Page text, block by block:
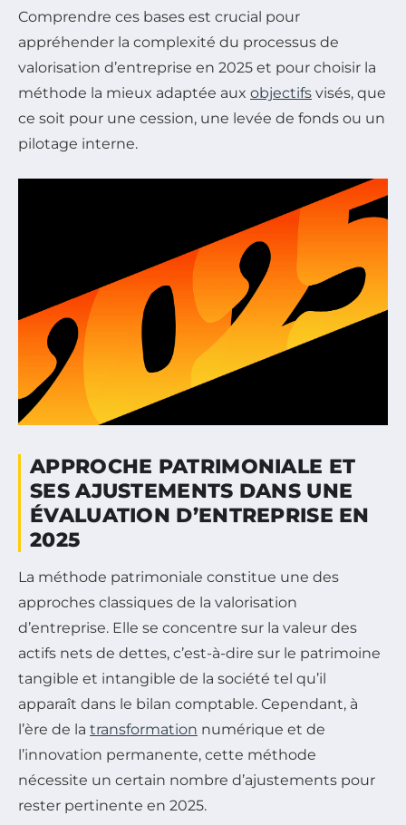
Comprendre ces bases est crucial pour
appréhender la complexité du processus de
valorisation d’entreprise en 2025 et pour choisir la
méthode la mieux adaptée aux objectifs visés, que
ce soit pour une cession, une levée de fonds ou un
pilotage interne.
APPROCHE PATRIMONIALE ET
SES AJUSTEMENTS DANS UNE
ÉVALUATION D’ENTREPRISE EN
2025
La méthode patrimoniale constitue une des
approches classiques de la valorisation
d’entreprise. Elle se concentre sur la valeur des
actifs nets de dettes, c’est-à-dire sur le patrimoine
tangible et intangible de la société tel qu’il
apparaît dans le bilan comptable. Cependant, à
l’ère de la transformation numérique et de
l’innovation permanente, cette méthode
nécessite un certain nombre d’ajustements pour
rester pertinente en 2025.